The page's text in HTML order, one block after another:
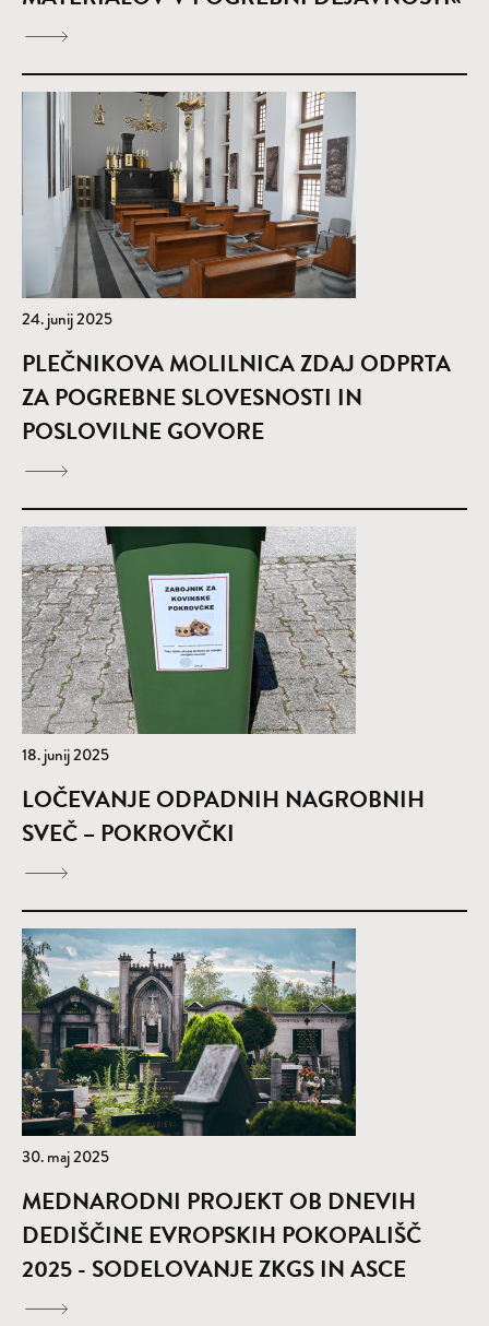
24. junij 2025
PLEČNIKOVA MOLILNICA ZDAJ ODPRTA
ZA POGREBNE SLOVESNOSTI IN
POSLOVILNE GOVORE
18. junij 2025
LOČEVANJE ODPADNIH NAGROBNIH
SVEČ – POKROVČKI
30. maj 2025
MEDNARODNI PROJEKT OB DNEVIH
DEDIŠČINE EVROPSKIH POKOPALIŠČ
2025 - SODELOVANJE ZKGS IN ASCE